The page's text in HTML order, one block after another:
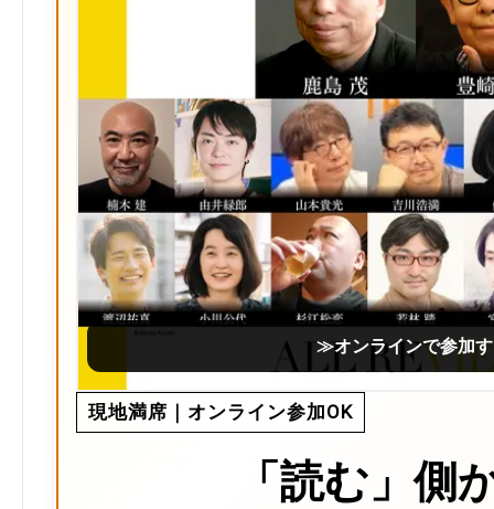
≫オンラインで参加
現地満席｜オンライン参加OK
「読む」側